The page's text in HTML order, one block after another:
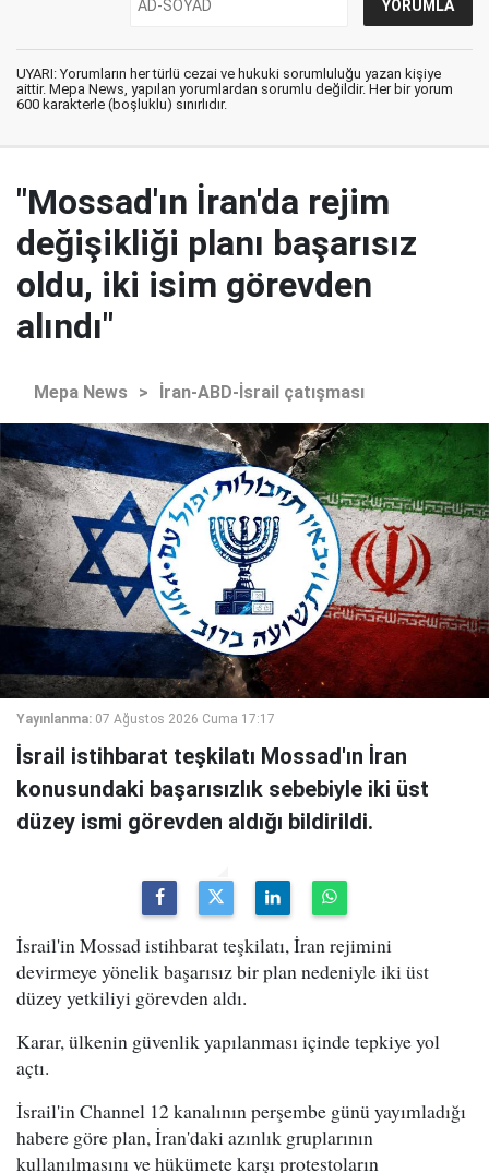
UYARI: Yorumların her türlü cezai ve hukuki sorumluluğu yazan kişiye
aittir. Mepa News, yapılan yorumlardan sorumlu değildir. Her bir yorum
600 karakterle (boşluklu) sınırlıdır.
"Mossad'ın İran'da rejim
değişikliği planı başarısız
oldu, iki isim görevden
alındı"
Mepa News > İran-ABD-İsrail çatışması
Yayınlanma: 07 Ağustos 2026 Cuma 17:17
İsrail istihbarat teşkilatı Mossad'ın İran
konusundaki başarısızlık sebebiyle iki üst
düzey ismi görevden aldığı bildirildi.
İsrail'in Mossad istihbarat teşkilatı, İran rejimini
devirmeye yönelik başarısız bir plan nedeniyle iki üst
düzey yetkiliyi görevden aldı.
Karar, ülkenin güvenlik yapılanması içinde tepkiye yol
açtı.
İsrail'in Channel 12 kanalının perşembe günü yayımladığı
habere göre plan, İran'daki azınlık gruplarının
kullanılmasını ve hükümete karşı protestoların